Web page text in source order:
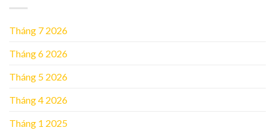
Tháng 7 2026
Tháng 6 2026
Tháng 5 2026
Tháng 4 2026
Tháng 1 2025